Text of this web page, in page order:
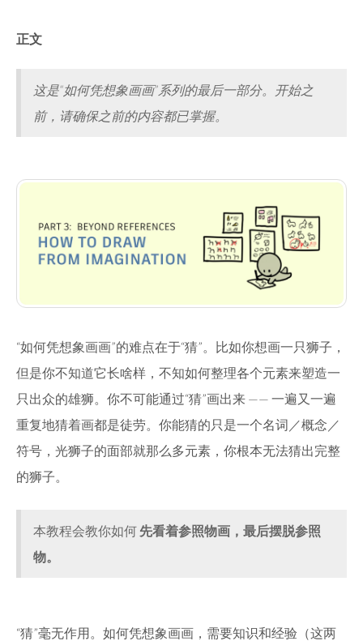
正文
这是“如何凭想象画画”系列的最后一部分。开始之
前，请确保之前的内容都已掌握。
“如何凭想象画画”的难点在于“猜”。比如你想画一只狮子，
但是你不知道它长啥样，不知如何整理各个元素来塑造一
只出众的雄狮。你不可能通过“猜”画出来 —— 一遍又一遍
重复地猜着画都是徒劳。你能猜的只是一个名词／概念／
符号，光狮子的面部就那么多元素，你根本无法猜出完整
的狮子。
本教程会教你如何 先看着参照物画，最后摆脱参照
物。
“猜”毫无作用。如何凭想象画画，需要知识和经验（这两